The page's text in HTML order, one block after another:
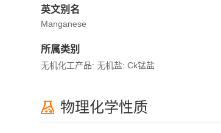
英文别名
Manganese
所属类别
无机化工产品: 无机盐: Ck锰盐
物理化学性质